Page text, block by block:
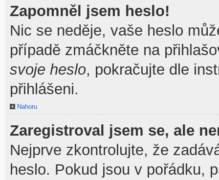
Zapomněl jsem heslo!
Nic se neděje, vaše heslo
případě zmáčkněte na
svoje heslo, pokračujte dle
přihlášeni.
Nahoru
Zaregistroval jsem se, ale
Nejprve zkontrolujte, že
heslo. Pokud jsou v pořádku,